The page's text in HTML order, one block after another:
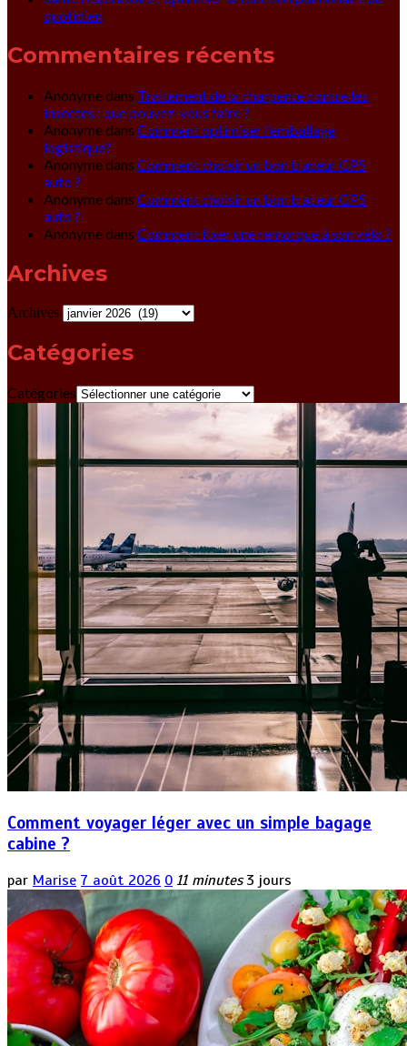
quotidien
Commentaires récents
Anonyme dans Traitement de la charpente contre les
insectes : que pouvez-vous faire ?
Anonyme dans Comment optimiser l’emballage
logistique?
Anonyme dans Comment choisir un bon traceur GPS
auto ?
Anonyme dans Comment choisir un bon traceur GPS
auto ?
Anonyme dans Comment fixer une remorque à son vélo ?
Archives
Archives
Catégories
Catégories
Comment voyager léger avec un simple bagage
cabine ?
par Marise 7 août 2026 0 11 minutes 3 jours